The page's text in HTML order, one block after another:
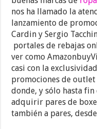
nos ha llamado la
lanzamiento de
Cardin y Sergio
portales de rebajas
ver como
casi con la
promociones de outlet
donde, y sólo hasta
adquirir pares de
también a pares,